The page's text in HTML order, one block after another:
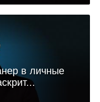
в личные